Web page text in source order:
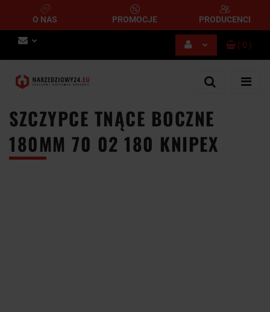
O NAS PROMOCJE PRODUCENCI
( 0 )
SZCZYPCE TNĄCE BOCZNE
180MM 70 02 180 KNIPEX